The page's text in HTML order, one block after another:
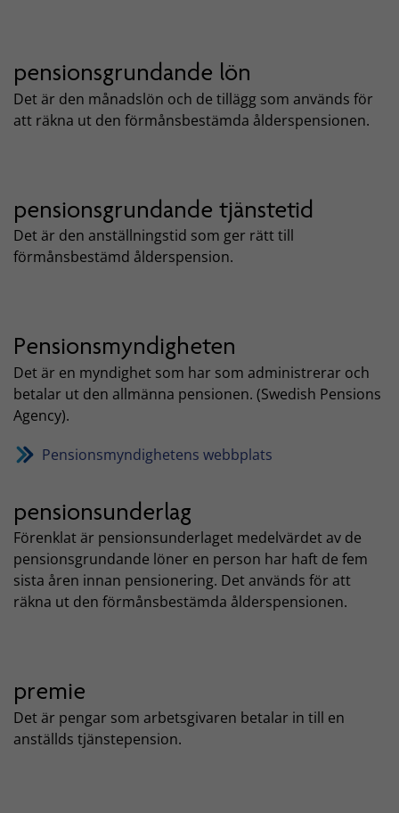
pensionsgrundande lön
Det är den månadslön och de tillägg som används för
att räkna ut den förmånsbestämda ålderspensionen.
pensionsgrundande tjänstetid
Det är den anställningstid som ger rätt till
förmånsbestämd ålderspension.
Pensionsmyndigheten
Det är en myndighet som har som administrerar och
betalar ut den allmänna pensionen. (Swedish Pensions
Agency).
Pensionsmyndighetens webbplats
pensionsunderlag
Förenklat är pensionsunderlaget medelvärdet av de
pensionsgrundande löner en person har haft de fem
sista åren innan pensionering. Det används för att
räkna ut den förmånsbestämda ålderspensionen.
premie
Det är pengar som arbetsgivaren betalar in till en
anställds tjänstepension.